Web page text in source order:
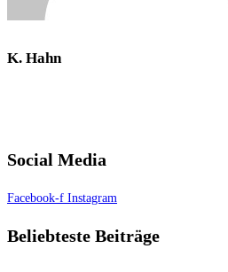
K. Hahn
Social Media
Facebook-f Instagram
Beliebteste Beiträge